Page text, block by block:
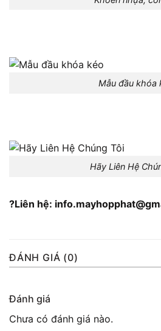
Mẫu đầu khóa
Hãy Liên Hệ
?Liên hệ:
ĐÁNH GIÁ (0)
Đánh giá
Chưa có đánh giá nào.